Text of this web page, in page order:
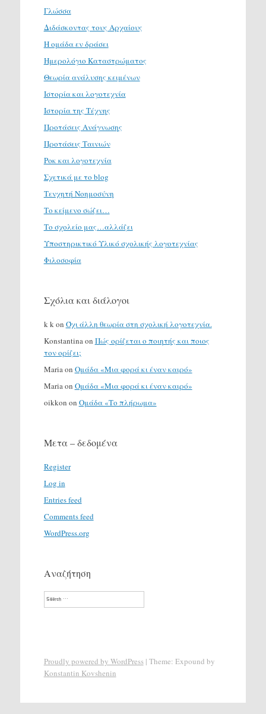
Γλώσσα
Διδάσκοντας τους Αρχαίους
Η ομάδα εν δράσει
Ημερολόγιο Καταστρώματος
Θεωρία ανάλυσης κειμένων
Ιστορία και λογοτεχνία
Ιστορία της Τέχνης
Προτάσεις Ανάγνωσης
Προτάσεις Ταινιών
Ροκ και λογοτεχνία
Σχετικά με το blog
Τενχητή Νοημοσύνη
Το κείμενο σώζει…
Το σχολείο μας…αλλάζει
Υποστηρικτικό Υλικό σχολικής λογοτεχνίας
Φιλοσοφία
Σχόλια και διάλογοι
k k on Όχι άλλη θεωρία στη σχολική λογοτεχνία.
Konstantina on Πώς ορίζεται ο ποιητής και ποιος
τον ορίζει;
Maria on Ομάδα «Μια φορά κι έναν καιρό»
Maria on Ομάδα «Μια φορά κι έναν καιρό»
oikkon on Ομάδα «Το πλήρωμα»
Μετα – δεδομένα
Register
Log in
Entries feed
Comments feed
WordPress.org
Αναζήτηση
Search
Proudly powered by WordPress| Theme: Expound by
Konstantin Kovshenin